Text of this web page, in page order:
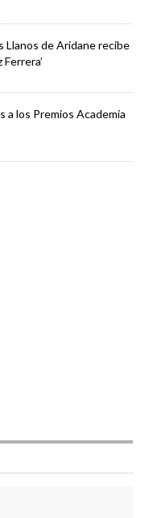
Llanos de Aridane recibe
a los Premios Academia